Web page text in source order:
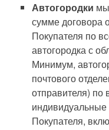
Автогородки
сумме договора
Покупателя по
автогородка с
Минимум,
почтового
отправителя)
индивидуальные
Покупателя,